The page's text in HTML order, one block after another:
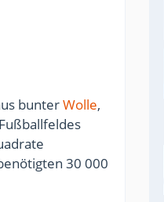
bunterWolle,
30 000